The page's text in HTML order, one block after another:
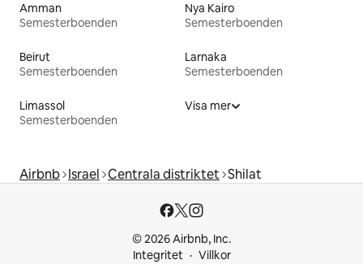
Amman
Semesterboenden
Nya Kairo
Semesterboenden
Beirut
Semesterboenden
Larnaka
Semesterboenden
Limassol
Semesterboenden
Visa mer
Airbnb Israel Centrala distriktet Shilat
© 2026 Airbnb, Inc.
Integritet
Villkor